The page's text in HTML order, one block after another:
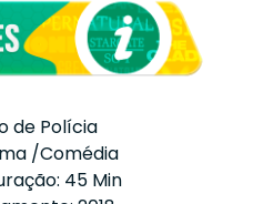
de Polícia
/Comédia
45 Min